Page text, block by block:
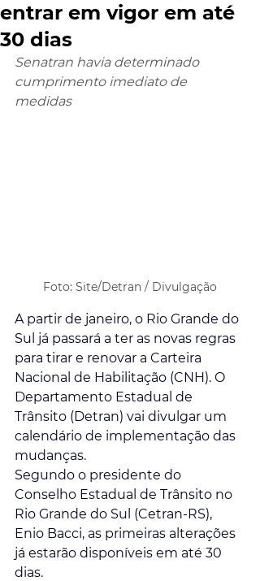
entrar em vigor em até
30 dias
Senatran havia determinado
cumprimento imediato de
medidas
Foto: Site/Detran / Divulgação
A partir de janeiro, o Rio Grande do
Sul já passará a ter as novas regras
para tirar e renovar a Carteira
Nacional de Habilitação (CNH). O
Departamento Estadual de
Trânsito (Detran) vai divulgar um
calendário de implementação das
mudanças.
Segundo o presidente do
Conselho Estadual de Trânsito no
Rio Grande do Sul (Cetran-RS),
Enio Bacci, as primeiras alterações
já estarão disponíveis em até 30
dias.